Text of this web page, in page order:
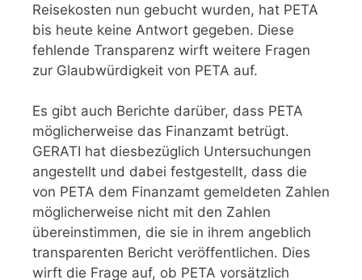
Reisekosten nun gebucht wurden, hat PETA
bis heute keine Antwort gegeben. Diese
fehlende Transparenz wirft weitere Fragen
zur Glaubwürdigkeit von PETA auf.
Es gibt auch Berichte darüber, dass PETA
möglicherweise das Finanzamt betrügt.
GERATI hat diesbezüglich Untersuchungen
angestellt und dabei festgestellt, dass die
von PETA dem Finanzamt gemeldeten Zahlen
möglicherweise nicht mit den Zahlen
übereinstimmen, die sie in ihrem angeblich
transparenten Bericht veröffentlichen. Dies
wirft die Frage auf, ob PETA vorsätzlich